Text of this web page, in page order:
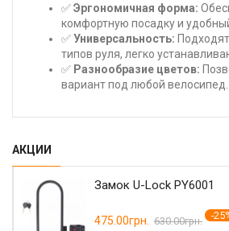
✅Эргономичная форма:
комфортную посадку и
✅Универсальность:
типов руля, легко
✅ Разнообразие цветов:
вариант под любой велосипед.
АКЦИИ
Замок U-Lock PY6001
475.00грн. 630.00грн. -